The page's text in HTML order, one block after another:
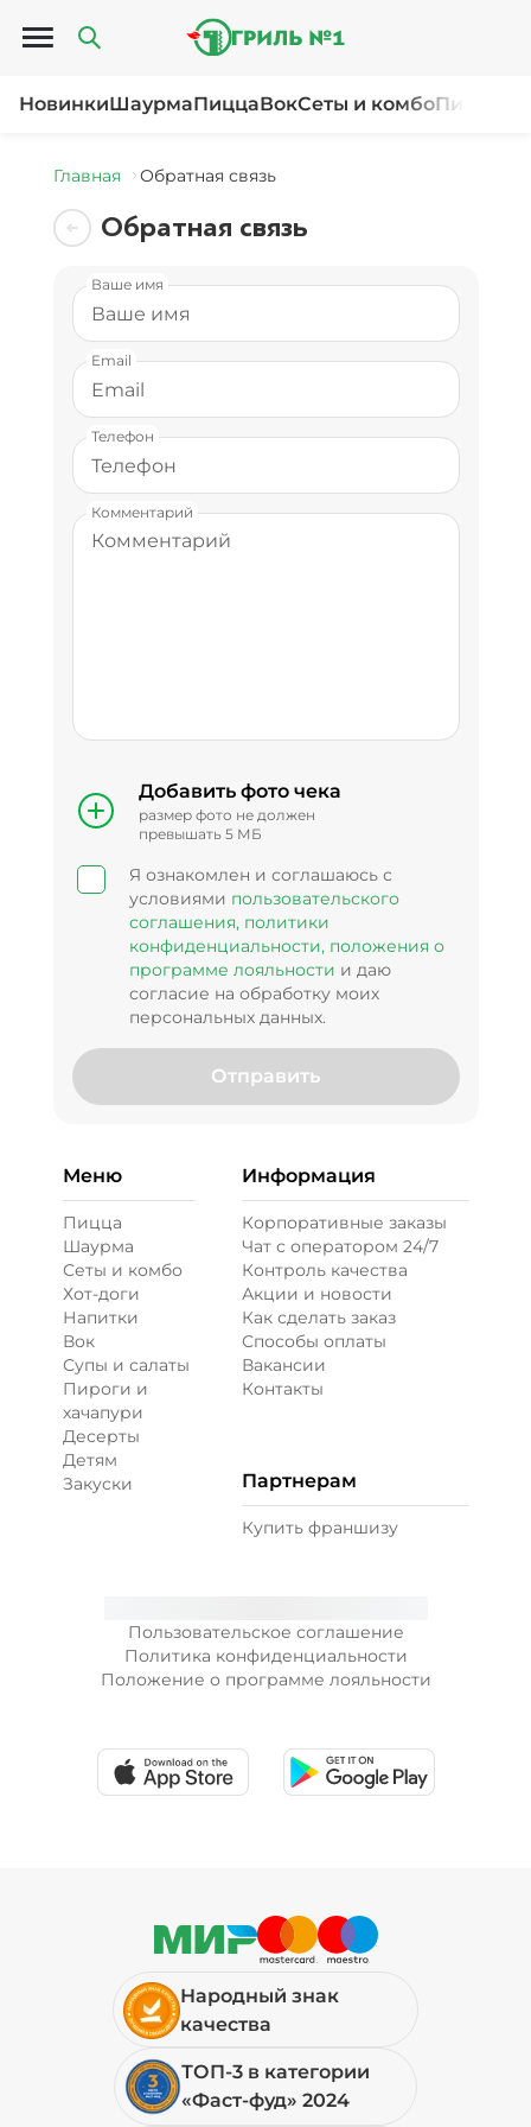
Открыть меню
НовинкиШаурмаПиццаВокСеты и комбоПироги
Главная Обратная связь
Обратная связь
Ваше имя
Email
Телефон
Комментарий
Добавить фото чека
размер фото не должен
превышать 5 МБ
Я ознакомлен и соглашаюсь с
условиями пользовательского
соглашения, политики
конфиденциальности, положения о
программе лояльности и даю
согласие на обработку моих
персональных данных.
Отправить
Пользовательское соглашение
Политика конфиденциальности
Положение о программе лояльности
Меню
Пицца
Шаурма
Сеты и комбо
Хот-доги
Напитки
Вок
Супы и салаты
Пироги и
хачапури
Десерты
Детям
Закуски
Информация
Корпоративные заказы
Чат с оператором 24/7
Контроль качества
Акции и новости
Как сделать заказ
Способы оплаты
Вакансии
Контакты
Партнерам
Купить франшизу
Народный знак
качества
ТОП-3 в категории
«Фаст-фуд» 2024